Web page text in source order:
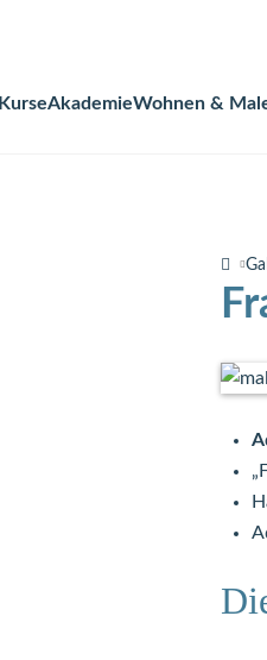
Navigation
KurseAkademieWohnen &